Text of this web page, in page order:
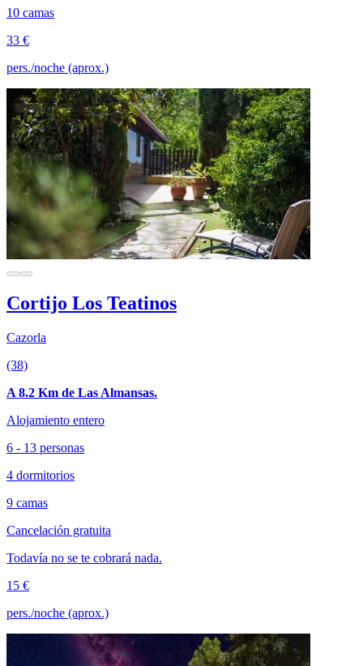
10 camas
33 €
pers./noche (aprox.)
Cortijo Los Teatinos
Cazorla
(38)
A 8.2 Km de Las Almansas.
Alojamiento entero
6 - 13 personas
4 dormitorios
9 camas
Cancelación gratuita
Todavía no se te cobrará nada.
15 €
pers./noche (aprox.)